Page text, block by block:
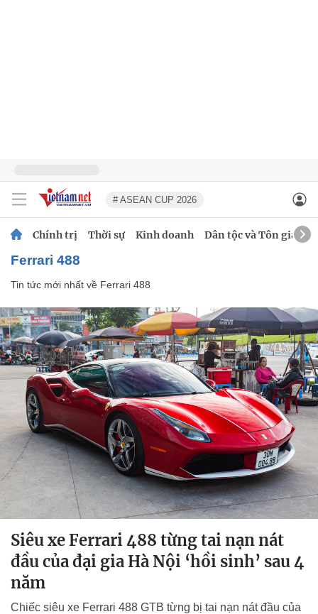
# ASEAN CUP 2026
Chính trị Thời sự Kinh doanh Dân tộc và Tôn giáo
Ferrari 488
Tin tức mới nhất về Ferrari 488
Siêu xe Ferrari 488 từng tai nạn nát
đầu của đại gia Hà Nội ‘hồi sinh’ sau 4
năm
Chiếc siêu xe Ferrari 488 GTB từng bị tai nạn nát đầu của